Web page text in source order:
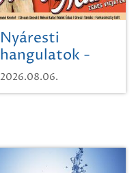
Nyáresti
hangulatok -
Mágnás Miska
2026.08.06.